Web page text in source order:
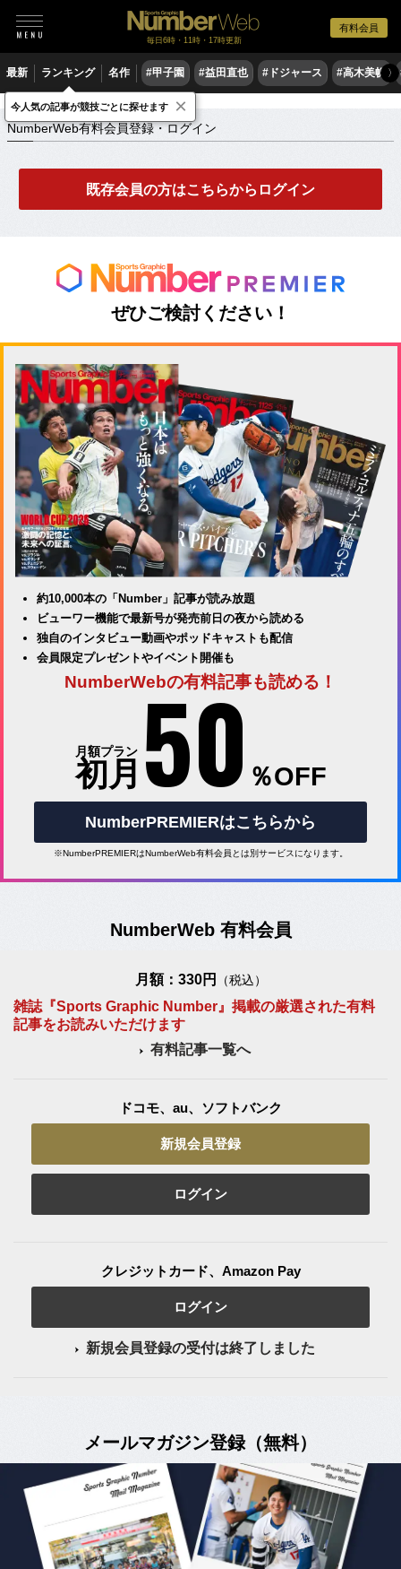
有料会員
毎日6時・11時・17時更新
最新 ランキング 名作 #甲子園 #益田直也 #ドジャース #高木美帆 〉
NumberWeb有料会員登録・ログイン
NumberWeb有料会員登録・ログイン
既存会員の方はこちらからログイン
ぜひご検討ください！
約10,000本の「Number」記事が読み放題
ビューワー機能で最新号が発売前日の夜から読める
独自のインタビュー動画やポッドキャストも配信
会員限定プレゼントやイベント開催も
NumberWebの有料記事も読める！
月額プラン
初月 50 ％OFF
NumberPREMIERはこちらから
※NumberPREMIERはNumberWeb有料会員とは別サービスになります。
NumberWeb 有料会員
月額：330円 （税込）
雑誌『Sports Graphic Number』掲載の厳選された有料
記事をお読みいただけます
有料記事一覧へ
ドコモ、au、ソフトバンク
新規会員登録
ログイン
クレジットカード、Amazon Pay
ログイン
新規会員登録の受付は終了しました
メールマガジン登録（無料）
今人気の記事が競技ごとに探せます ×